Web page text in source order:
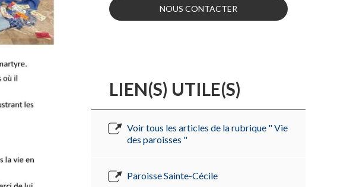
NOUS CONTACTER
LIEN(S) UTILE(S)
Voir tous les articles de la rubrique " Vie
des paroisses "
Paroisse Sainte-Cécile